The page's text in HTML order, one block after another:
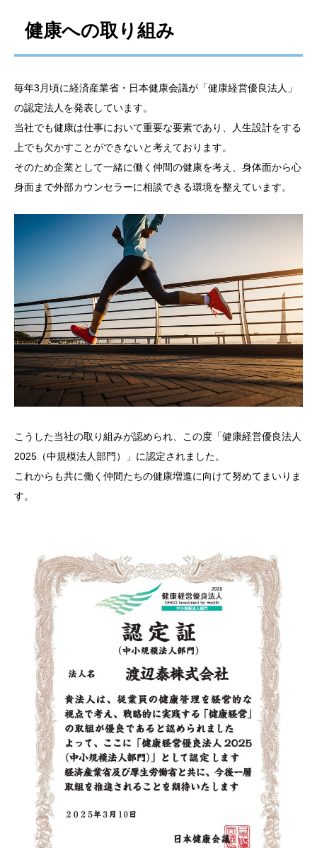
健康への取り組み
毎年3月頃に経済産業省・日本健康会議が「健康経営優良法人」
の認定法人を発表しています。
当社でも健康は仕事において重要な要素であり、人生設計をする
上でも欠かすことができないと考えております。
そのため企業として一緒に働く仲間の健康を考え、身体面から心
身面まで外部カウンセラーに相談できる環境を整えています。
こうした当社の取り組みが認められ、この度「健康経営優良法人
2025（中規模法人部門）」に認定されました。
これからも共に働く仲間たちの健康増進に向けて努めてまいりま
す。